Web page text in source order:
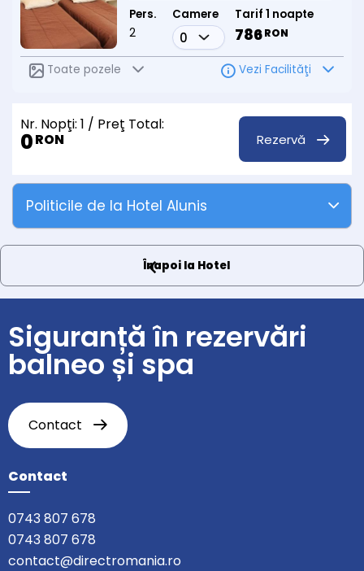
Pers.
2
Camere Tarif 1 noapte
786RON
Toate pozele Vezi Facilităţi
Nr. Nopţi: 1 / Preţ Total:
0RON Rezervă
Politicile de la Hotel Alunis
Înapoi la Hotel
Siguranță în rezervări
balneo și spa
Contact
Contact
0743 807 678
0743 807 678
contact@directromania.ro